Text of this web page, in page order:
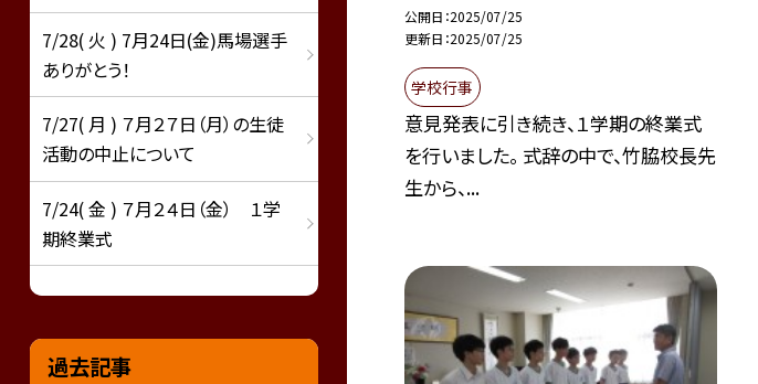
公開日 2025/07/25
更新日 2025/07/25
学校行事
意見発表に引き続き、１学期の終業式
を行いました。 式辞の中で、竹脇校長先
生から、...
7/28( 火 ) 7月24日(金)馬場選手
ありがとう！
7/27( 月 ) ７月２７日（月）の生徒
活動の中止について
7/24( 金 ) ７月２４日（金） １学
期終業式
過去記事